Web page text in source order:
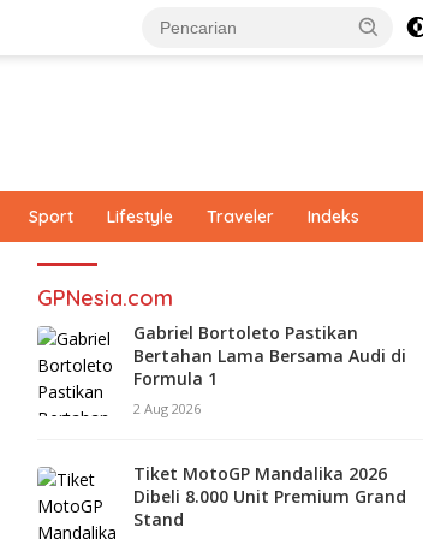
Sport Lifestyle Traveler Indeks
GPNesia.com
Gabriel Bortoleto Pastikan
Bertahan Lama Bersama Audi di
Formula 1
2 Aug 2026
Tiket MotoGP Mandalika 2026
Dibeli 8.000 Unit Premium Grand
Stand